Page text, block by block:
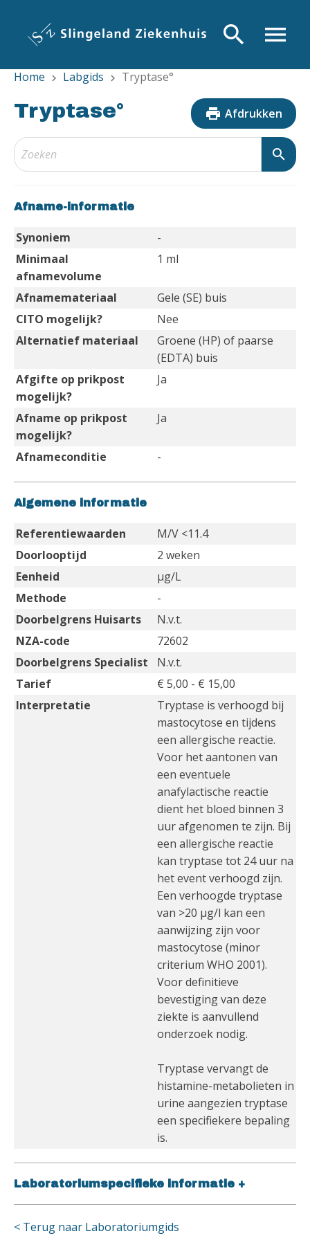
inhoud
menu
search
Home chevron_right Labgids chevron_right Tryptase°
Tryptase° print Afdrukken
search
Afname-informatie
Synoniem
-
Minimaal
afnamevolume
1 ml
Afnamemateriaal
Gele (SE) buis
CITO mogelijk?
Nee
Alternatief materiaal
Groene (HP) of paarse
(EDTA) buis
Afgifte op prikpost
mogelijk?
Ja
Afname op prikpost
mogelijk?
Ja
Afnameconditie -
Algemene informatie
Referentiewaarden
M/V <11.4
Doorlooptijd
2 weken
Eenheid
µg/L
Methode
-
Doorbelgrens Huisarts
N.v.t.
NZA-code
72602
Doorbelgrens Specialist
N.v.t.
Tarief
€ 5,00 - € 15,00
Interpretatie
Tryptase is verhoogd bij
mastocytose en tijdens
een allergische reactie.
Voor het aantonen van
een eventuele
anafylactische reactie
dient het bloed binnen 3
uur afgenomen te zijn. Bij
een allergische reactie
kan tryptase tot 24 uur na
het event verhoogd zijn.
Een verhoogde tryptase
van >20 µg/l kan een
aanwijzing zijn voor
mastocytose (minor
criterium WHO 2001).
Voor definitieve
bevestiging van deze
ziekte is aanvullend
onderzoek nodig.
Tryptase vervangt de
histamine-metabolieten in
urine aangezien tryptase
een specifiekere bepaling
is.
Laboratoriumspecifieke informatie +
< Terug naar Laboratoriumgids